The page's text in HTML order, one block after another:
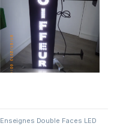
Enseignes Double Faces LED